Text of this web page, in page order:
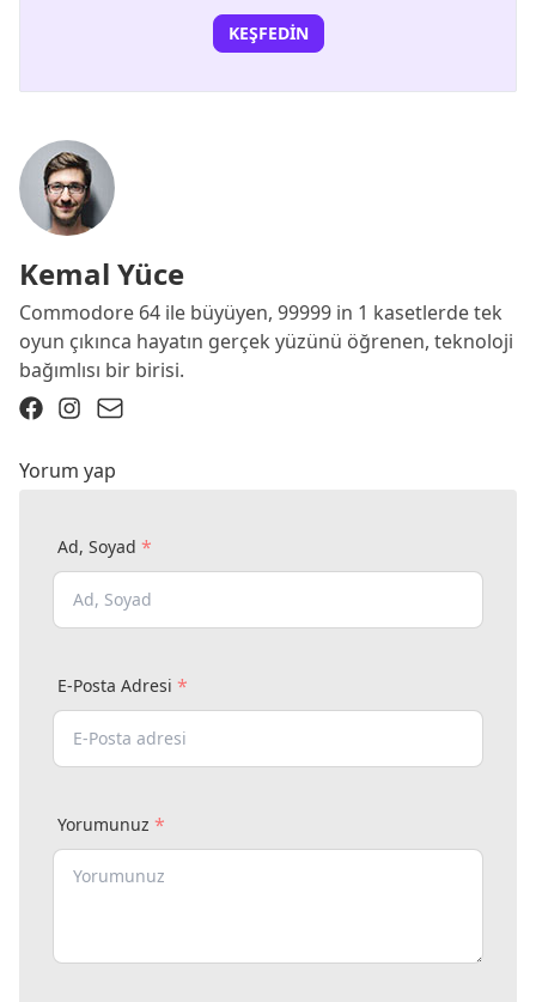
KEŞFEDIN
Kemal Yüce
Commodore 64 ile büyüyen, 99999 in 1 kasetlerde tek
oyun çıkınca hayatın gerçek yüzünü öğrenen, teknoloji
bağımlısı bir birisi.
Yorum yap
Ad, Soyad *
E-Posta Adresi *
Yorumunuz *